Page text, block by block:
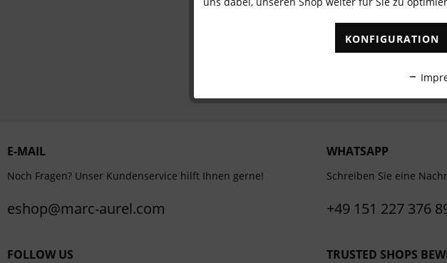
✓ Exklusive
E-MAIL
Noch Fragen? Unser Kundenservice hilft Ihnen gerne!
eshop@marc-aurel.com
WHATSAPP
Schreiben Sie eine
+49 151 227 376
FOLLOW US TRUSTED SHOPS
KONFIGURATION